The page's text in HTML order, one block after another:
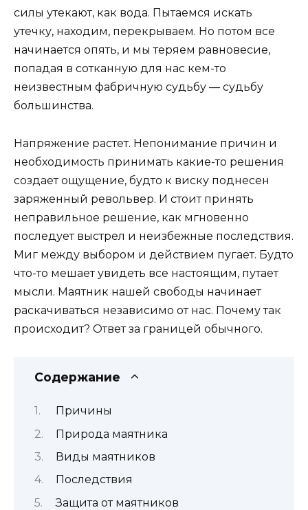
силы утекают, как вода. Пытаемся искать
утечку, находим, перекрываем. Но потом все
начинается опять, и мы теряем равновесие,
попадая в сотканную для нас кем-то
неизвестным фабричную судьбу — судьбу
большинства.
Напряжение растет. Непонимание причин и
необходимость принимать какие-то решения
создает ощущение, будто к виску поднесен
заряженный револьвер. И стоит принять
неправильное решение, как мгновенно
последует выстрел и неизбежные последствия.
Миг между выбором и действием пугает. Будто
что-то мешает увидеть все настоящим, путает
мысли. Маятник нашей свободы начинает
раскачиваться независимо от нас. Почему так
происходит? Ответ за границей обычного.
Содержание
Причины
Природа маятника
Виды маятников
Последствия
Защита от маятников